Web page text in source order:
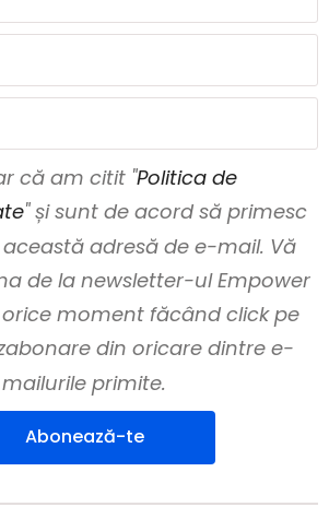
că am citit "Politica de
" și sunt de acord să primesc
adresă de e-mail. Vă
de la newsletter-ul Empower
moment făcând click pe
din oricare dintre e-
mailurile primite.
Abonează-te